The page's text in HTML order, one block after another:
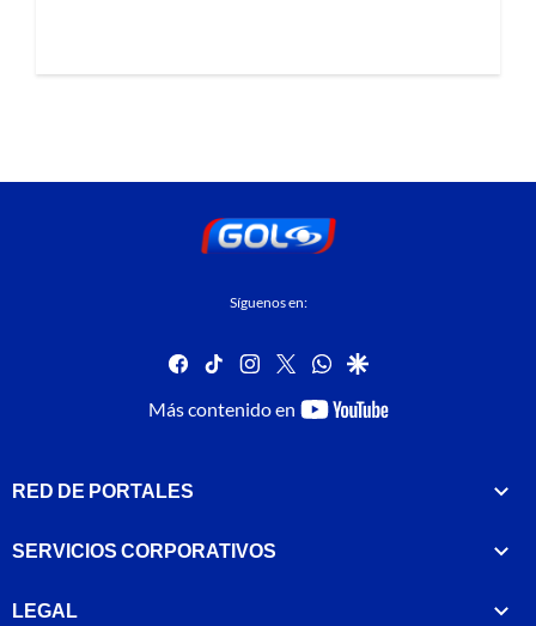
Síguenos en:
facebook
tiktok instagram
twitterwhatsapp
google
Más contenido en
youtube-
RED DE PORTALES
SERVICIOS CORPORATIVOS
LEGAL